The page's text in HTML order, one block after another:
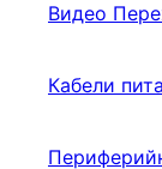
Видео
Кабели